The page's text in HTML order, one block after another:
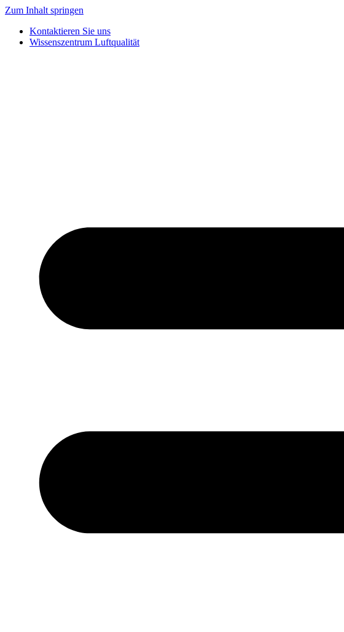
Zum Inhalt springen
Kontaktieren Sie uns
Wissenszentrum Luftqualität